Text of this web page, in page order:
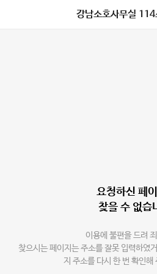
강남소호사무실
요청하신 페
찾을 수 없습
이용에 불편을 드려
찾으시는 페이지는 주소를 잘못 입력하였
지 주소를 다시 한 번 확인해